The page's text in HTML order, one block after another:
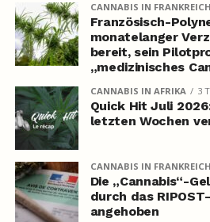
CANNABIS IN FRANKREICH
Französisch-
monatelanger
bereit, sein
„medizinisches
CANNABIS IN AFRIKA 3
Quick Hit Juli
letzten Wochen
CANNABIS IN FRANKREICH
Die „Cannabis“-
durch das
angehoben